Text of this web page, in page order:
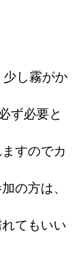
し霧がか
ず必要と
すのでカ
の方は、
てもいい